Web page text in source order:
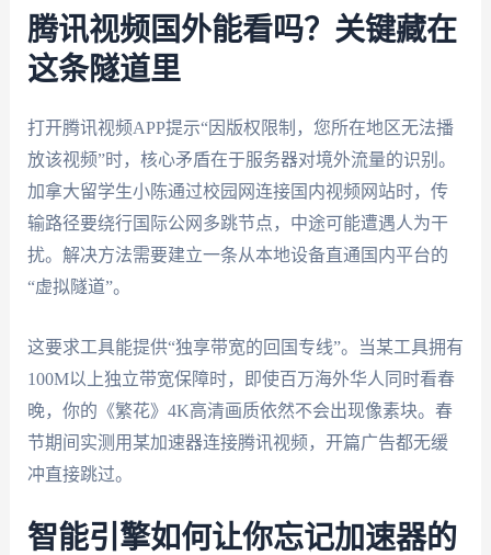
腾讯视频国外能看吗？关键藏在
这条隧道里
打开腾讯视频APP提示“因版权限制，您所在地区无法播
放该视频”时，核心矛盾在于服务器对境外流量的识别。
加拿大留学生小陈通过校园网连接国内视频网站时，传
输路径要绕行国际公网多跳节点，中途可能遭遇人为干
扰。解决方法需要建立一条从本地设备直通国内平台的
“虚拟隧道”。
这要求工具能提供“独享带宽的回国专线”。当某工具拥有
100M以上独立带宽保障时，即使百万海外华人同时看春
晚，你的《繁花》4K高清画质依然不会出现像素块。春
节期间实测用某加速器连接腾讯视频，开篇广告都无缓
冲直接跳过。
智能引擎如何让你忘记加速器的